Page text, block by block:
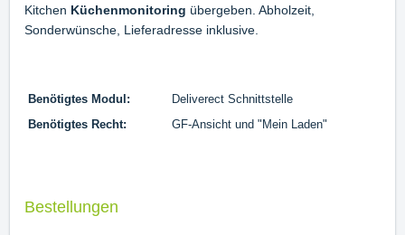
Kitchen Küchenmonitoring übergeben. Abholzeit,
Sonderwünsche, Lieferadresse inklusive.
Benötigtes Modul:
Deliverect Schnittstelle
Benötigtes Recht:
GF-Ansicht und "Mein Laden"
Bestellungen